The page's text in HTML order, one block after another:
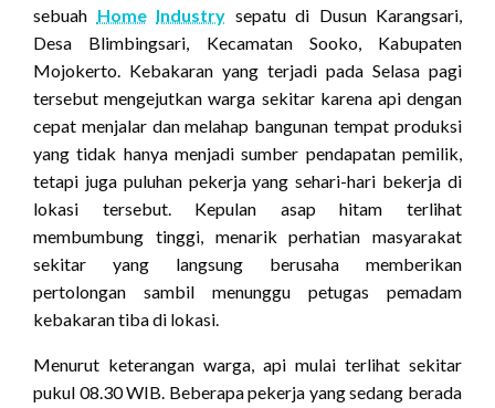
sebuah Home Industry sepatu di Dusun Karangsari,
Desa Blimbingsari, Kecamatan Sooko, Kabupaten
Mojokerto. Kebakaran yang terjadi pada Selasa pagi
tersebut mengejutkan warga sekitar karena api dengan
cepat menjalar dan melahap bangunan tempat produksi
yang tidak hanya menjadi sumber pendapatan pemilik,
tetapi juga puluhan pekerja yang sehari-hari bekerja di
lokasi tersebut. Kepulan asap hitam terlihat
membumbung tinggi, menarik perhatian masyarakat
sekitar yang langsung berusaha memberikan
pertolongan sambil menunggu petugas pemadam
kebakaran tiba di lokasi.
Menurut keterangan warga, api mulai terlihat sekitar
pukul 08.30 WIB. Beberapa pekerja yang sedang berada